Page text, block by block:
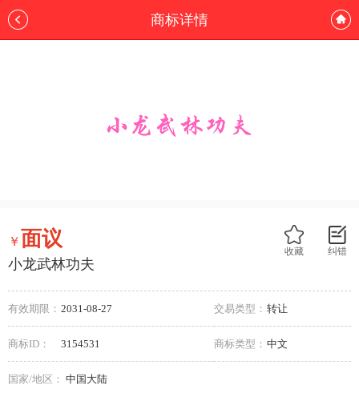
商标详情
纠错
收藏
￥面议
小龙武林功夫
有效期限： 2031-08-27 交易类型： 转让
商标ID： 3154531 商标类型： 中文
国家/地区： 中国大陆